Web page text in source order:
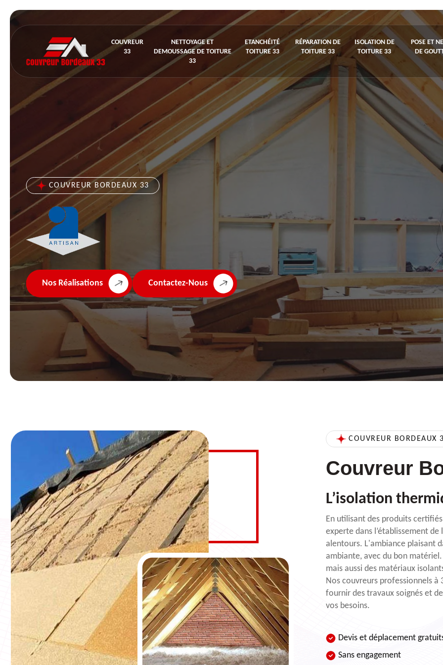
COUVREUR
33
NETTOYAGE ET
DEMOUSSAGE DE TOITURE
33
ETANCHÉITÉ
TOITURE 33
RÉPARATION DE
TOITURE 33
ISOLATION DE
TOITURE 33
POSE ET
DE
COUVREUR BORDEAUX 33
Nos Réalisations Contactez-Nous
COUVREUR BORDEAUX
Couvreur
L’isolation
En utilisant des produits
experte dans l’établissement
alentours. L'ambiance plaisant
ambiante, avec du bon
mais aussi des matériaux
Nos couvreurs professionnels
fournir des travaux soignés et
vos besoins.
Devis et déplacement
Sans engagement